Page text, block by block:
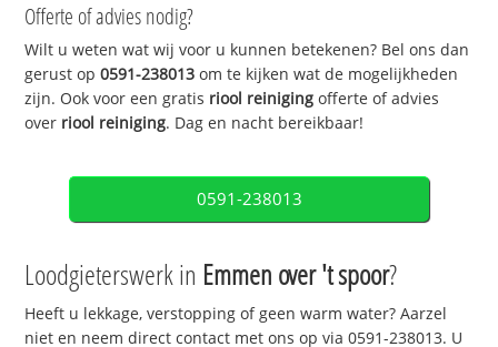
Offerte of advies nodig?
Wilt u weten wat wij voor u kunnen betekenen? Bel ons dan
gerust op0591-238013 om te kijken wat de mogelijkheden
zijn. Ook voor een gratis riool reiniging offerte of advies
over riool reiniging. Dag en nacht bereikbaar!
0591-238013
Loodgieterswerk in Emmen over 't spoor?
Heeft u lekkage, verstopping of geen warm water? Aarzel
niet en neem direct contact met ons op via 0591-238013. U